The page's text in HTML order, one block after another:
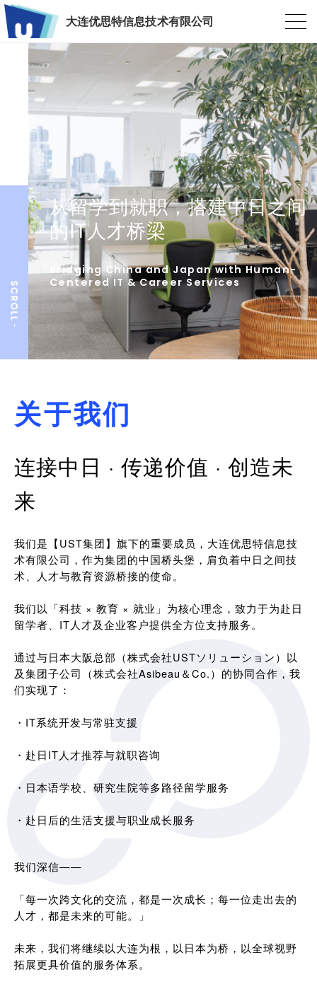
大连优思特信息技术有限公司
从留学到就职，搭建中日之间
的IT人才桥梁
Bridging China and Japan with Human-
Centered IT & Career Services
关于我们
连接中日 · 传递价值 · 创造未
来
我们是【UST集团】旗下的重要成员，大连优思特信息技
术有限公司，作为集团的中国桥头堡，肩负着中日之间技
术、人才与教育资源桥接的使命。
我们以「科技 × 教育 × 就业」为核心理念，致力于为赴日
留学者、IT人才及企业客户提供全方位支持服务。
通过与日本大阪总部（株式会社USTソリューション）以
及集团子公司（株式会社Asibeau＆Co.）的协同合作，我
们实现了：
・IT系统开发与常驻支援
・赴日IT人才推荐与就职咨询
・日本语学校、研究生院等多路径留学服务
・赴日后的生活支援与职业成长服务
我们深信——
「每一次跨文化的交流，都是一次成长；每一位走出去的
人才，都是未来的可能。」
未来，我们将继续以大连为根，以日本为桥，以全球视野
拓展更具价值的服务体系。